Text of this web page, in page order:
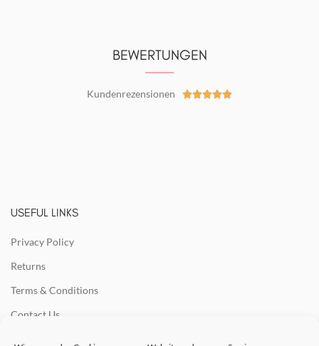
BEWERTUNGEN
Kundenrezensionen 
USEFUL LINKS
Privacy Policy
Returns
Terms & Conditions
Contact Us